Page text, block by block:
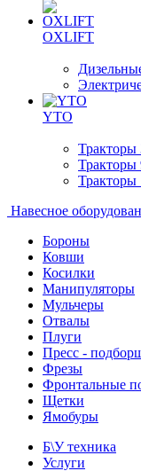
OXLIFT
YTO
Тракторы
Тракторы
Тракторы
Навесное
Бороны
Ковши
Косилки
Манипуляторы
Мульчеры
Отвалы
Плуги
Пресс -
Фрезы
Фронтальные
Щетки
Ямобуры
Б\У техника
Услуги